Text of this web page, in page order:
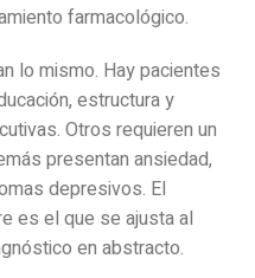
farmacológico.
lo mismo. Hay pacientes
estructura y
Otros requieren un
presentan ansiedad,
depresivos. El
es el que se ajusta al
en abstracto.